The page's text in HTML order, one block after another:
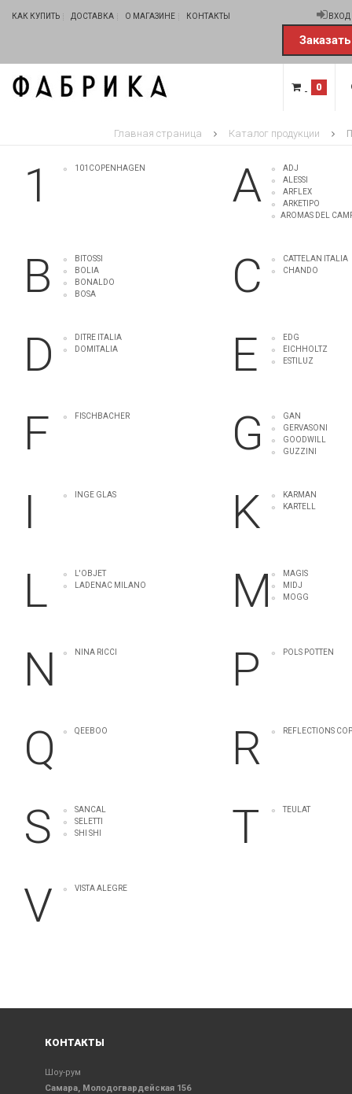
КАК КУПИТЬ ДОСТАВКА О МАГАЗИНЕ КОНТАКТЫ ВХОД
0
Главная страница Каталог продукции
1 101COPENHAGEN A
ADJ
ALESSI
ARFLEX
ARKETIPO
AROMAS DEL
B
BITOSSI
BOLIA
BONALDO
BOSA
C
CATTELAN ITALIA
CHANDO
D
DITRE ITALIA
DOMITALIA
E
EDG
EICHHOLTZ
ESTILUZ
F FISCHBACHER G
GAN
GERVASONI
GOODWILL
GUZZINI
I INGE GLAS K
KARMAN
KARTELL
L
L'OBJET
LADENAC MILANO
M
MAGIS
MIDJ
MOGG
N NINA RICCI P POLS POTTEN
Q QEEBOO R REFLECTIONS
S
SANCAL
SELETTI
SHI SHI
T TEULAT
V VISTA ALEGRE
КОНТАКТЫ
Шоу-рум
Самара, Молодогвардейская 156